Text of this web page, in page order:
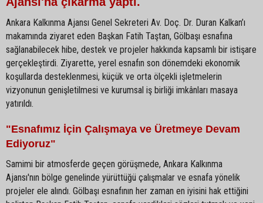
Ankara Kalkınma Ajansı Genel Sekreteri Av. Doç. Dr. Duran Kalkan’ı
makamında ziyaret eden Başkan Fatih Taştan, Gölbaşı esnafına
sağlanabilecek hibe, destek ve projeler hakkında kapsamlı bir istişare
gerçekleştirdi. Ziyarette, yerel esnafın son dönemdeki ekonomik
koşullarda desteklenmesi, küçük ve orta ölçekli işletmelerin
vizyonunun genişletilmesi ve kurumsal iş birliği imkânları masaya
yatırıldı.
"Esnafımız İçin Çalışmaya ve Üretmeye Devam
Ediyoruz"
Samimi bir atmosferde geçen görüşmede, Ankara Kalkınma
Ajansı'nın bölge genelinde yürüttüğü çalışmalar ve esnafa yönelik
projeler ele alındı. Gölbaşı esnafının her zaman en iyisini hak ettiğini